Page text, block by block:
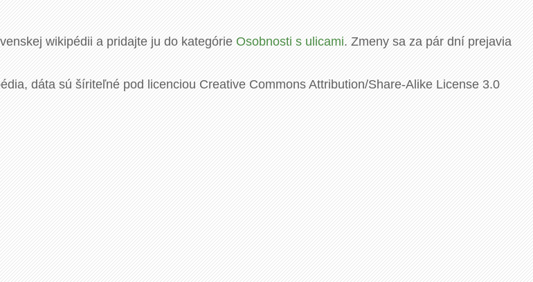
wikipédii a pridajte ju do kategórieOsobnosti s ulicami. Zmeny sa za pár dní prejavia
dáta sú šíriteľné pod licenciou Creative Commons Attribution/Share-Alike License 3.0